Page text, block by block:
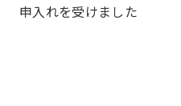
申入れを受けました